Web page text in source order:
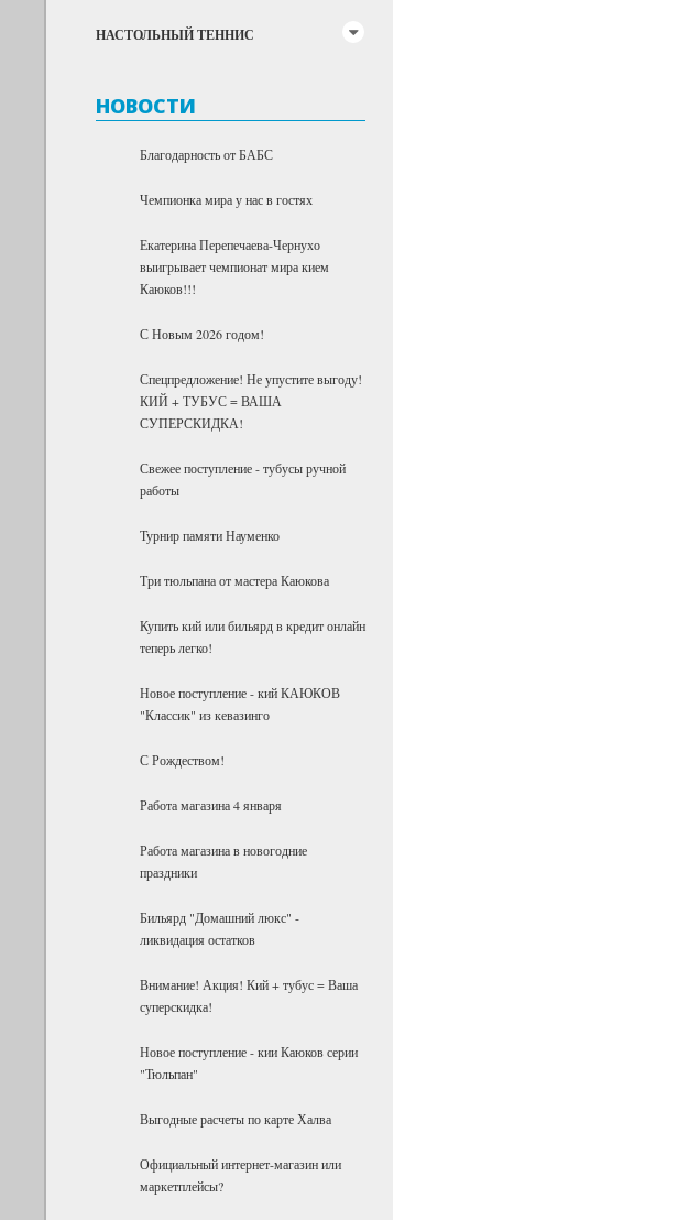
НАСТОЛЬНЫЙ ТЕННИС
НОВОСТИ
Благодарность от БАБС
Чемпионка мира у нас в гостях
Екатерина Перепечаева-Чернухо
выигрывает чемпионат мира кием
Каюков!!!
С Новым 2026 годом!
Спецпредложение! Не упустите выгоду!
КИЙ + ТУБУС = ВАША
СУПЕРСКИДКА!
Свежее поступление - тубусы ручной
работы
Турнир памяти Науменко
Три тюльпана от мастера Каюкова
Купить кий или бильярд в кредит онлайн
теперь легко!
Новое поступление - кий КАЮКОВ
"Классик" из кевазинго
С Рождеством!
Работа магазина 4 января
Работа магазина в новогодние
праздники
Бильярд "Домашний люкс" -
ликвидация остатков
Внимание! Акция! Кий + тубус = Ваша
суперскидка!
Новое поступление - кии Каюков серии
"Тюльпан"
Выгодные расчеты по карте Халва
Официальный интернет-магазин или
маркетплейсы?